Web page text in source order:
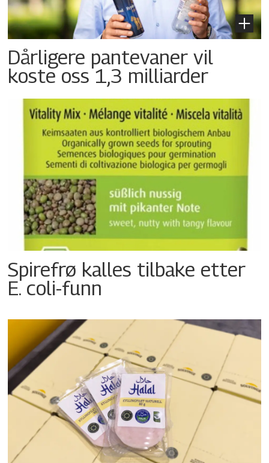
Dårligere pantevaner vil
koste oss 1,3 milliarder
Spirefrø kalles tilbake etter
E. coli-funn